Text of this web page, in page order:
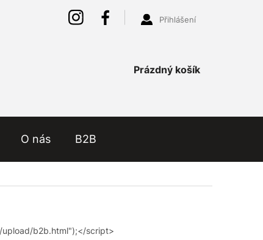
Přihlášení
Nákupní
košík
Prázdný košík
O nás B2B
b2b.html");</script>